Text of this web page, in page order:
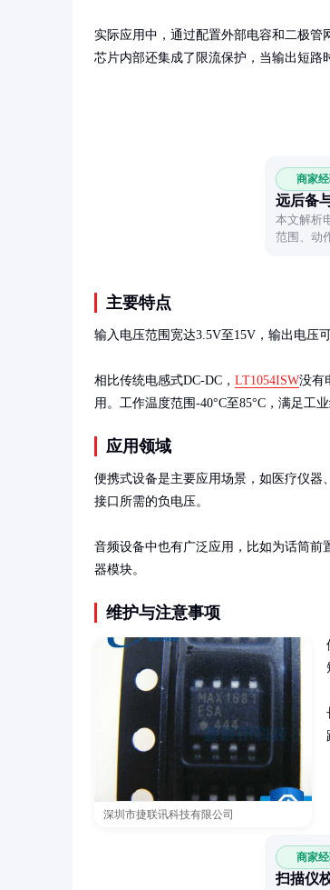
实际应用中，通过配置外部电容和二极管
芯片内部还集成了限流保护，当输出短路
商家
远后备
本文解析
范围、动
主要特点
输入电压范围宽达3.5V至15V，输出电压
相比传统电感式DC-DC， LT1054ISW没有
用。工作温度范围-40°C至85°C，满足工业
应用领域
便携式设备是主要应用场景，如医疗仪器
接口所需的负电压。
音频设备中也有广泛应用，比如为话筒
器模块。
维护与注意事项
深圳市捷联讯科技有限公司
商家
扫描仪